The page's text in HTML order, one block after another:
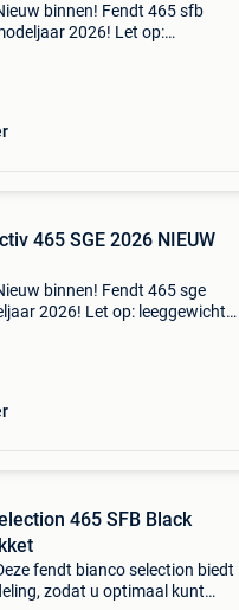
binnen! Fendt 465 sfb
2026! Let op:
465 SGE 2026 NIEUW
binnen! Fendt 465 sge
2026! Let op: leeggewicht
465 SFB Black
fendt bianco selection biedt
zodat u optimaal kunt